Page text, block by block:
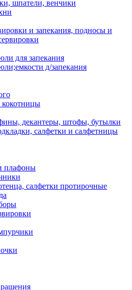
шпатели, венчики
и запекания, подносы и
для запекания
д/запекания
декантеры, штофы, бутылки
салфетки и салфетницы
плафоны
салфетки протирочные